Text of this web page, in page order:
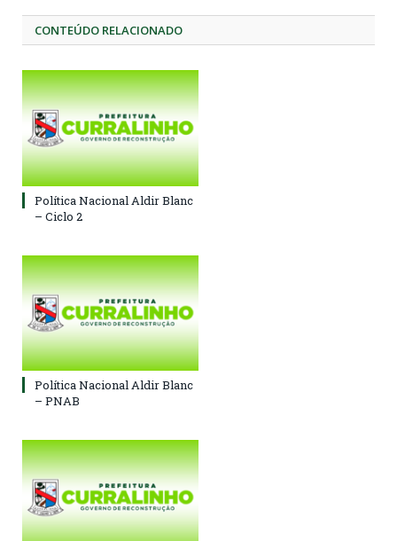
CONTEÚDO RELACIONADO
Política Nacional Aldir Blanc
– Ciclo 2
Política Nacional Aldir Blanc
– PNAB